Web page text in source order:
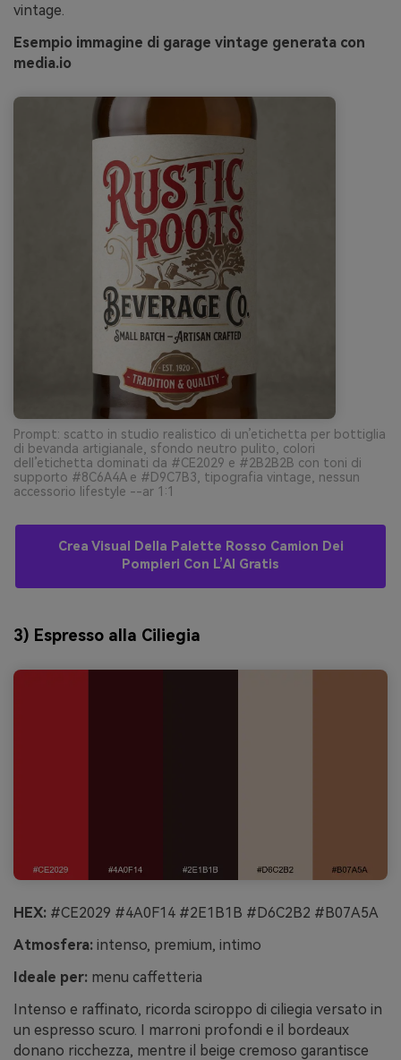
vintage.
Esempio immagine di garage vintage generata con
media.io
Prompt: scatto in studio realistico di un’etichetta per bottiglia
di bevanda artigianale, sfondo neutro pulito, colori
dell’etichetta dominati da #CE2029 e #2B2B2B con toni di
supporto #8C6A4A e #D9C7B3, tipografia vintage, nessun
accessorio lifestyle --ar 1:1
Crea Visual Della Palette Rosso Camion Dei
Pompieri Con L’AI Gratis
3) Espresso alla Ciliegia
HEX: #CE2029 #4A0F14 #2E1B1B #D6C2B2 #B07A5A
Atmosfera: intenso, premium, intimo
Ideale per: menu caffetteria
Intenso e raffinato, ricorda sciroppo di ciliegia versato in
un espresso scuro. I marroni profondi e il bordeaux
donano ricchezza, mentre il beige cremoso garantisce